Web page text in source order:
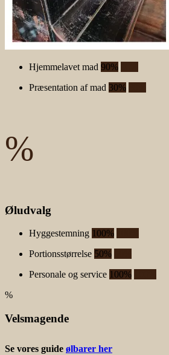
Hjemmelavet mad 90%
Præsentation af mad 30%
%
Øludvalg
Hyggestemning 100%
Portionsstørrelse 50%
Personale og service 100%
%
Velsmagende
Se vores guide ølbarer her